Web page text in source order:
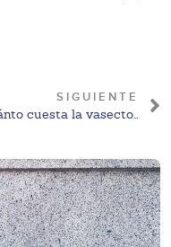
SIGUIENTE
¿Cuánto cuesta la vasectomía? Precio CDMX 2026